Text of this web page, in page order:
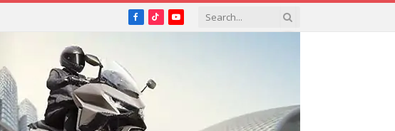
Facebook
TikTokYouTube